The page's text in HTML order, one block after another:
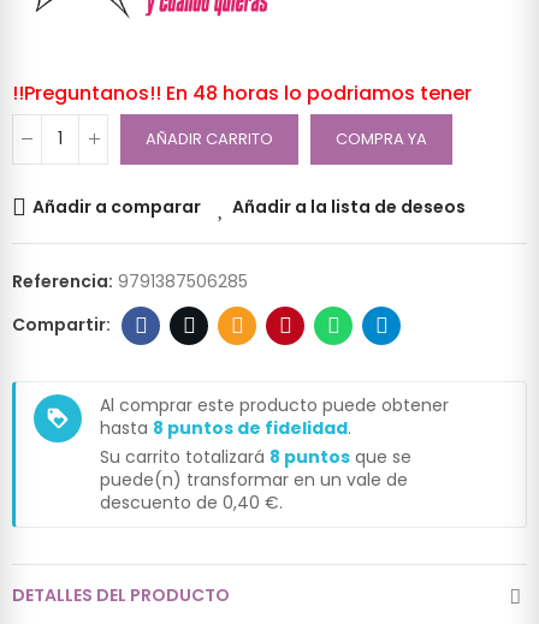
!!Preguntanos!! En 48 horas lo podriamos tener
AÑADIR CARRITO COMPRA YA
Añadir a comparar Añadir a la lista de deseos
Referencia: 9791387506285
loyalty
Al comprar este producto puede obtener
hasta 8 puntos de fidelidad.
Su carrito totalizará 8 puntos que se
puede(n) transformar en un vale de
descuento de 0,40 €.
DETALLES DEL PRODUCTO